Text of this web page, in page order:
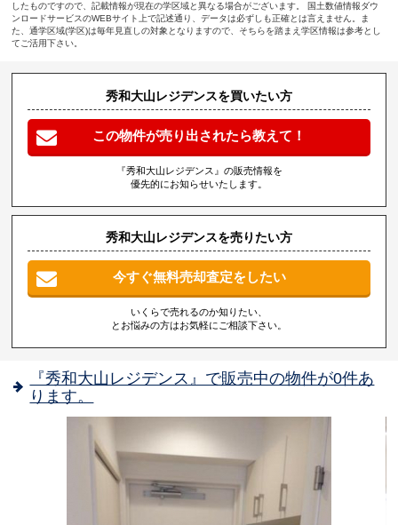
したものですので、記載情報が現在の学区域と異なる場合がございます。 国土数値情報ダウ
ンロードサービスのWEBサイト上で記述通り、データは必ずしも正確とは言えません。ま
た、通学区域(学区)は毎年見直しの対象となりますので、そちらを踏まえ学区情報は参考とし
てご活用下さい。
秀和大山レジデンスを買いたい方
この物件が売り出されたら教えて！
『秀和大山レジデンス』の販売情報を
優先的にお知らせいたします。
秀和大山レジデンスを売りたい方
今すぐ無料売却査定をしたい
いくらで売れるのか知りたい、
とお悩みの方はお気軽にご相談下さい。
『秀和大山レジデンス』で販売中の物件が0件あ
ります。